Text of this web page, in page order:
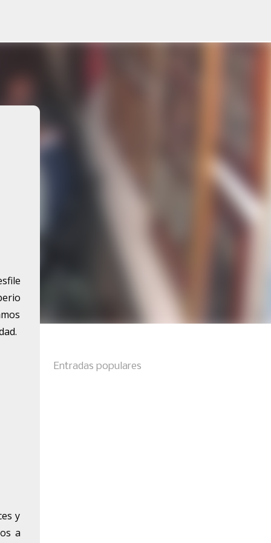
y
a
Entradas populares